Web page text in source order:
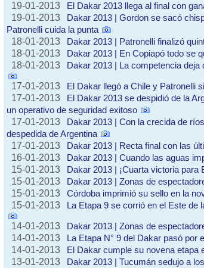
19-01-2013
El Dakar 2013 llega al final con
19-01-2013
Dakar 2013 | Gordon se sacó
Patronelli cuida la punta
18-01-2013
Dakar 2013 | Patronelli finalizó
18-01-2013
Dakar 2013 | En Copiapó todo se
18-01-2013
Dakar 2013 | La competencia
17-01-2013
El Dakar llegó a Chile y Patronelli
17-01-2013
El Dakar 2013 se despidió de la
un operativo de seguridad exitoso
17-01-2013
Dakar 2013 | Con la crecida de
despedida de Argentina
17-01-2013
Dakar 2013 | Recta final con las
16-01-2013
Dakar 2013 | Cuando las aguas
15-01-2013
Dakar 2013 | ¡Cuarta victoria para
15-01-2013
Dakar 2013 | Zonas de
15-01-2013
Córdoba imprimió su sello en la
15-01-2013
La Etapa 9 se corrió en el Este
14-01-2013
Dakar 2013 | Zonas de
14-01-2013
La Etapa N° 9 del Dakar pasó por
14-01-2013
El Dakar cumple su novena etapa
13-01-2013
Dakar 2013 | Tucumán sedujo a